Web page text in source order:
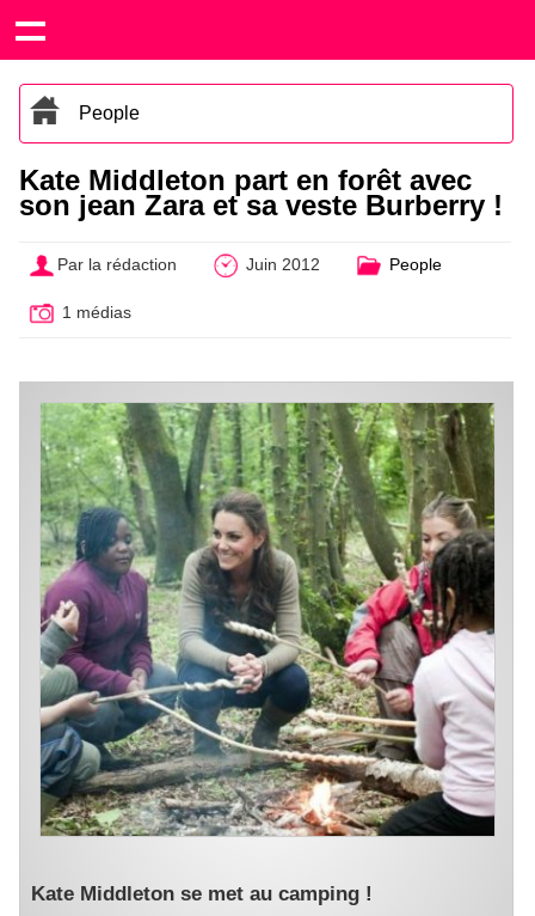
People
Kate Middleton part en forêt avec
son jean Zara et sa veste Burberry !
Par la rédaction Juin 2012 People
1 médias
Kate Middleton se met au camping !